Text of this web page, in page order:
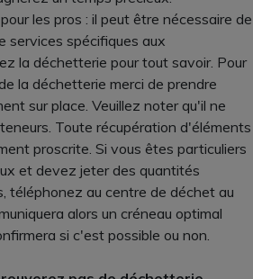
les pros : il peut être nécessaire de
services spécifiques aux
la déchetterie pour tout savoir. Pour
la déchetterie merci de prendre
sur place. Veuillez noter qu'il ne
Toute récupération d'éléments
proscrite. Si vous êtes particuliers
et devez jeter des quantités
téléphonez au centre de déchet au
alors un créneau optimal
si c'est possible ou non.